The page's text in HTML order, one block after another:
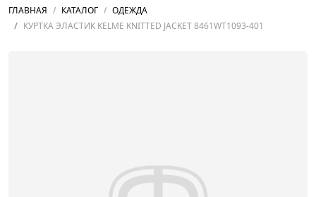
ГЛАВНАЯ КАТАЛОГ
ОДЕЖДА
КУРТКА ЭЛАСТИК KELME KNITTED JACKET 8461WT1093-401